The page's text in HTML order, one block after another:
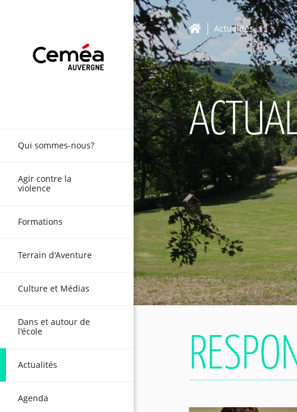
Actualités
Qui sommes-nous?
Agir contre la
violence
Formations
Terrain d'Aventure
Culture et Médias
Dans et autour de
l'école
Actualités
Agenda